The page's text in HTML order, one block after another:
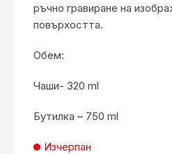
ръчно гравиране на
повърхостта.
Обем:
Чаши- 320 ml
Бутилка – 750 ml
Изчерпан